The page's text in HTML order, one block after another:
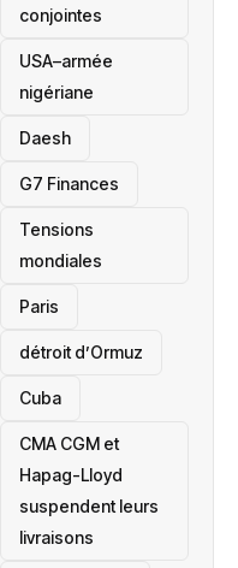
conjointes
USA–armée
nigériane
Daesh
‎G7 Finances
Tensions
mondiales
Paris
détroit d’Ormuz
‎Cuba
CMA CGM et
Hapag-Lloyd
suspendent leurs
livraisons